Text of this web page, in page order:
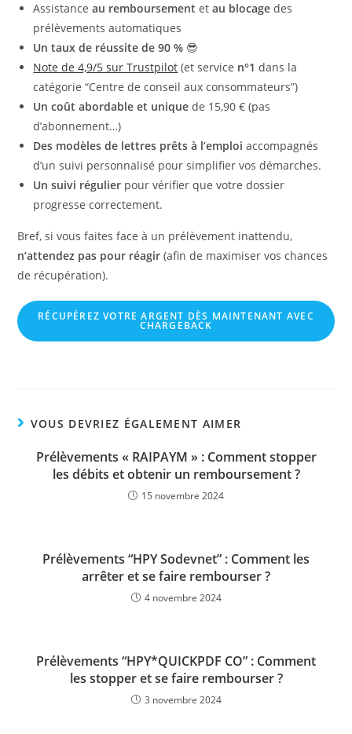
Assistanceau remboursement etau blocage des
prélèvements automatiques
Un taux de réussite de 90 % 😎
Note de 4,9/5 sur Trustpilot (et service n°1 dans la
catégorie “Centre de conseil aux consommateurs”)
Un coût abordable et unique de 15,90 € (pas
d’abonnement…)
Des modèles de lettres prêts à l’emploi accompagnés
d’un suivi personnalisé pour simplifier vos démarches.
Un suivi régulier pour vérifier que votre dossier
progresse correctement.
Bref, si vous faites face à un prélèvement inattendu,
n’attendez pas pour réagir (afin de maximiser vos chances
de récupération).
RÉCUPÉREZ VOTRE ARGENT DÈS MAINTENANT AVEC
CHARGEBACK
VOUS DEVRIEZ ÉGALEMENT AIMER
Prélèvements « RAIPAYM » : Comment stopper
les débits et obtenir un remboursement ?
15 novembre 2024
Prélèvements “HPY Sodevnet” : Comment les
arrêter et se faire rembourser ?
4 novembre 2024
Prélèvements “HPY*QUICKPDF CO” : Comment
les stopper et se faire rembourser ?
3 novembre 2024